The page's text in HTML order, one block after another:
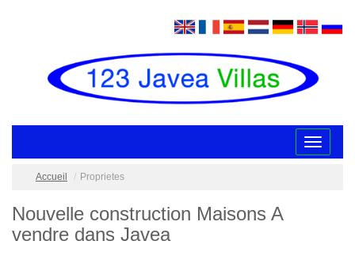
Toggle
Accueil
Proprietes
Nouvelle construction Maisons A
vendre dans Javea